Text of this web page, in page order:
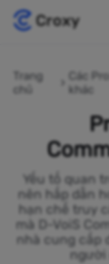
Trang
chủ
Các
khác
Yếu tố quan
nên hấp dẫn
hạn chế truy
mà D-VoiS
nhà cung cấp
người